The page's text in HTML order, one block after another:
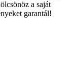
a saját
garantál!